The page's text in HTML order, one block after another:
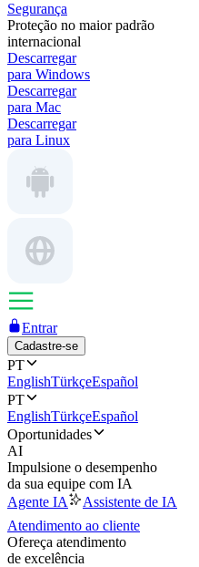
Segurança
Proteção no maior padrão
internacional
Descarregar
para Windows
Descarregar
para Mac
Descarregar
para Linux
Entrar
Cadastre-se
PT
EnglishTürkçeEspañol
PT
EnglishTürkçeEspañol
Oportunidades
AI
Impulsione o desempenho
da sua equipe com IA
Agente IA
Assistente de IA
Atendimento ao cliente
Ofereça atendimento
de excelência